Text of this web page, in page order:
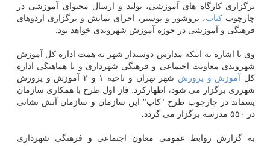
برگزاری كارگاه های آموزشی، تولید و ارسال محتوای آموزشی در
چارچوب كتاب، بروشور و پوستر، اجرای نمایش و برگزاری اردوهای
فرهنگی و آموزشی در حوزه آموزش شهروندی خواهد بود.
وی با اشاره به اینكه مدارس دوستدار شهر به همت اداره كل آموزش
شهروندی معاونت اجتماعی و فرهنگی شهرداری و با هماهنگی اداره
كل
آموزش و پرورش
شهر تهران و ناحیه ۱ و ۲ آموزش و پرورش
شهرری برگزار می شود، اظهاركرد: فاز اول طرح با همكاری سازمان
پسماند در چارچوب طرح "كاپ" این سازمان و سازمان آتش نشانی
در ۵۵۰ مدرسه برگزار می گردد.
به گزارش روابط عمومی معاون اجتماعی و فرهنگی شهرداری